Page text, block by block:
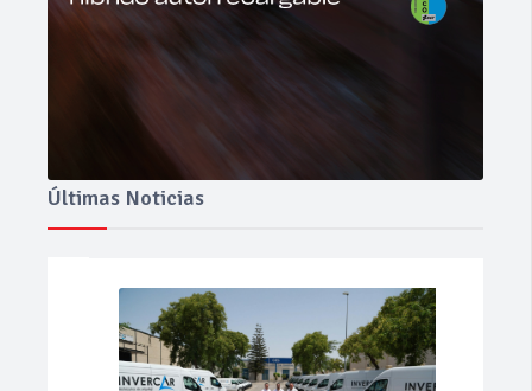
Últimas Noticias